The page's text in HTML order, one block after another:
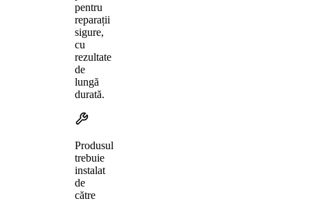
pentru
reparații
sigure,
cu
rezultate
de
lungă
durată.
Produsul
trebuie
instalat
de
către